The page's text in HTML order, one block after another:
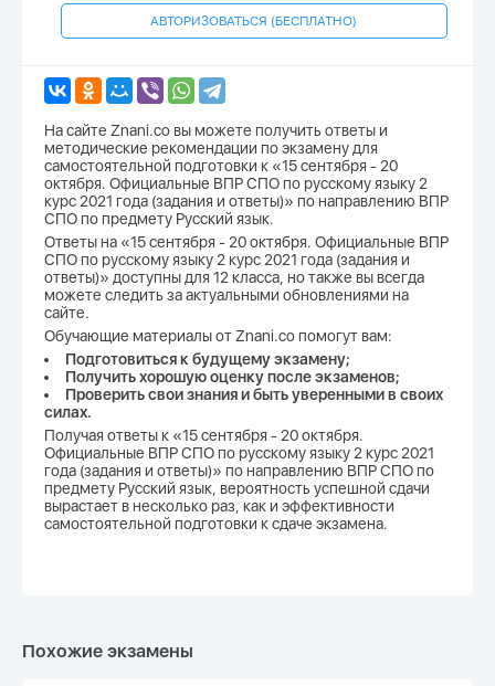
АВТОРИЗОВАТЬСЯ (БЕСПЛАТНО)
На сайте Znani.co вы можете получить ответы и
методические рекомендации по экзамену для
самостоятельной подготовки к «15 сентября - 20
октября. Официальные ВПР СПО по русскому языку 2
курс 2021 года (задания и ответы)» по направлению ВПР
СПО по предмету Русский язык.
Ответы на «15 сентября - 20 октября. Официальные ВПР
СПО по русскому языку 2 курс 2021 года (задания и
ответы)» доступны для 12 класса, но также вы всегда
можете следить за актуальными обновлениями на
сайте.
Обучающие материалы от Znani.co помогут вам:
Подготовиться к будущему экзамену;
Получить хорошую оценку после экзаменов;
Проверить свои знания и быть уверенными в своих
силах.
Получая ответы к «15 сентября - 20 октября.
Официальные ВПР СПО по русскому языку 2 курс 2021
года (задания и ответы)» по направлению ВПР СПО по
предмету Русский язык, вероятность успешной сдачи
вырастает в несколько раз, как и эффективности
самостоятельной подготовки к сдаче экзамена.
Похожие экзамены